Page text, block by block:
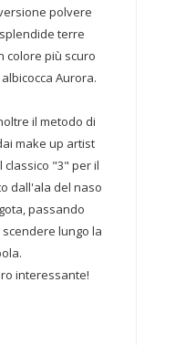
polvere
terre
colore più scuro
Aurora.
il metodo di
make up artist
classico "3" per il
dall'ala del naso
passando
lungo la
interessante!